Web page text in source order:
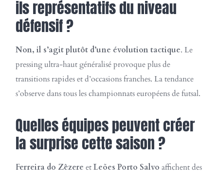
ils représentatifs du niveau
défensif ?
Non, il s’agit plutôt d’une évolution tactique. Le
pressing ultra-haut généralisé provoque plus de
transitions rapides et d’occasions franches. La tendance
s’observe dans tous les championnats européens de futsal.
Quelles équipes peuvent créer
la surprise cette saison ?
Ferreira do Zêzere etLeões Porto Salvo affichent des